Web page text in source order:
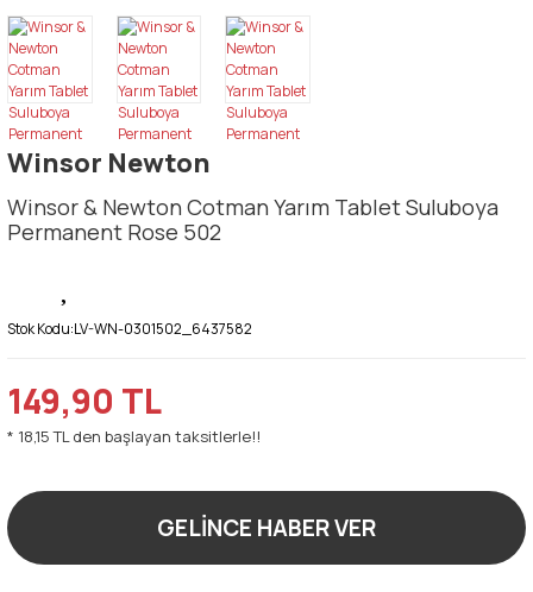
Winsor Newton
Winsor & Newton Cotman Yarım Tablet Suluboya
Permanent Rose 502
Stok Kodu:LV-WN-0301502_6437582
149,90 TL
* 18,15 TL den başlayan taksitlerle!!
GELİNCE HABER VER